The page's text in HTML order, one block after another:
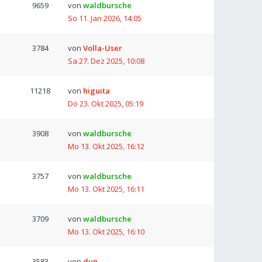
9659 von waldbursche
So 11. Jan 2026, 14:05
3784 von Volla-User
Sa 27. Dez 2025, 10:08
11218 von higuita
Do 23. Okt 2025, 05:19
3908 von waldbursche
Mo 13. Okt 2025, 16:12
3757 von waldbursche
Mo 13. Okt 2025, 16:11
3709 von waldbursche
Mo 13. Okt 2025, 16:10